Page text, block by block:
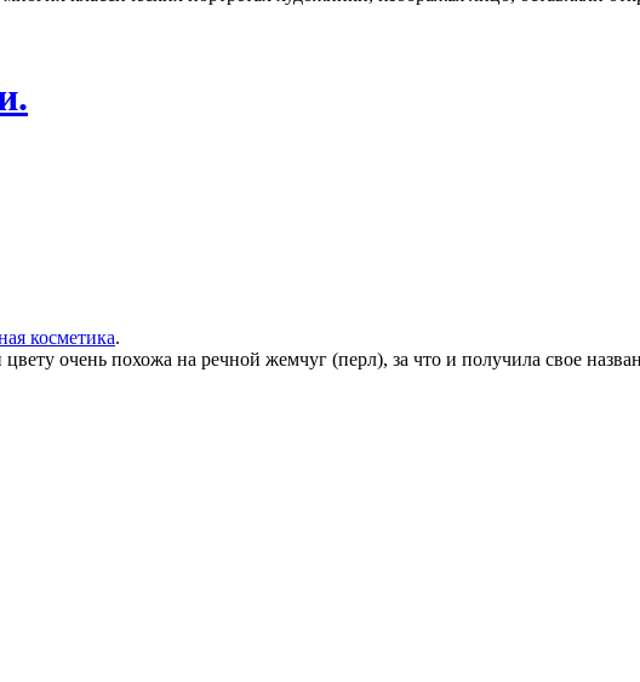
косметика.
очень похожа на речной жемчуг (перл), за что и получила свое